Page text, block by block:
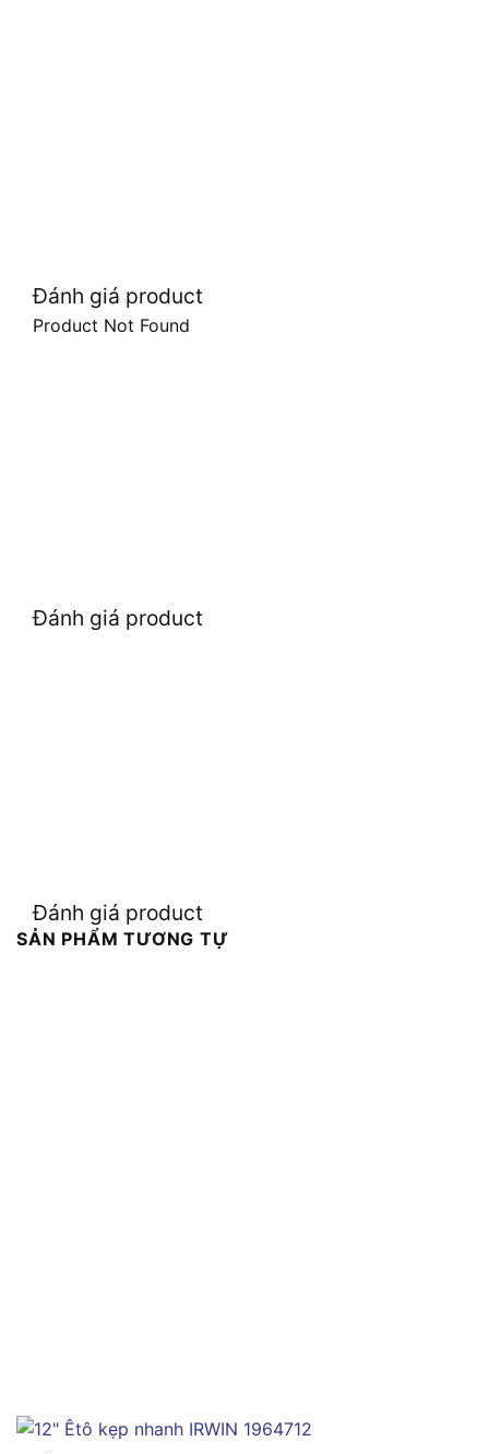
Đánh giá product
Product Not Found
Đánh giá product
Đánh giá product
SẢN PHẨM TƯƠNG TỰ